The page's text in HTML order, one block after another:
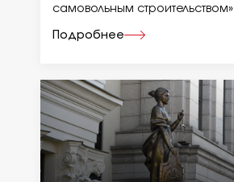
самовольным строительством»
Подробнее